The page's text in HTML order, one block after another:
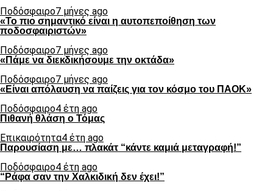
Ποδόσφαιρο7 μήνες ago
«Το πιο σημαντικό είναι η αυτοπεποίθηση των
ποδοσφαιριστών»
Ποδόσφαιρο7 μήνες ago
«Πάμε να διεκδικήσουμε την οκτάδα»
Ποδόσφαιρο7 μήνες ago
«Είναι απόλαυση να παίζεις για τον κόσμο του ΠΑΟΚ»
Ποδόσφαιρο4 έτη ago
Πιθανή θλάση ο Τόμας
Επικαιρότητα4 έτη ago
Παρουσίαση με… πλακάτ “κάντε καμιά μεταγραφή!”
Ποδόσφαιρο4 έτη ago
“Ράφα σαν την Χαλκιδική δεν έχει!”